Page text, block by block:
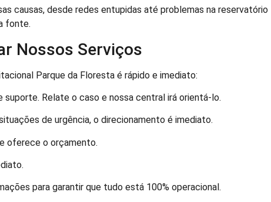
causas, desde redes entupidas até problemas na reservatório
fonte.
Nossos Serviços
Parque da Floresta é rápido e imediato:
Relate o caso e nossa central irá orientá-lo.
de urgência, o direcionamento é imediato.
oferece o orçamento.
para garantir que tudo está 100% operacional.